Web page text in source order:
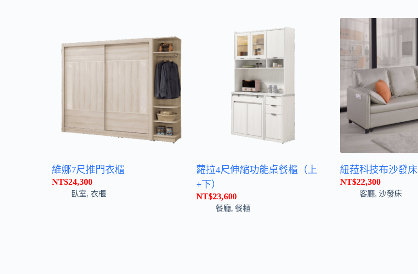
維娜7尺推門衣櫃
NT$24,300
臥室,衣櫃
蘿拉4尺伸縮功能桌餐櫃（上
+下）
NT$23,600
餐廳, 餐櫃
紐菈科技布沙發床
NT$22,300
客廳, 沙發床